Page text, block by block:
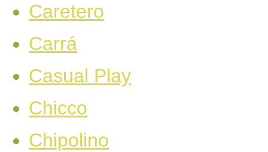
Caretero
Carrá
Casual Play
Chicco
Chipolino